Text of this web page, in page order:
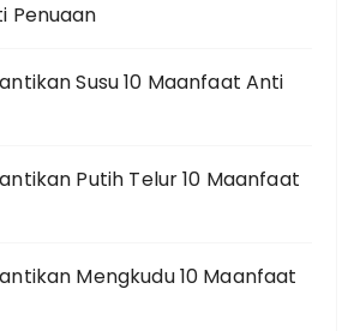
Penuaan
Susu 10 Maanfaat Anti
Putih Telur 10 Maanfaat
Mengkudu 10 Maanfaat